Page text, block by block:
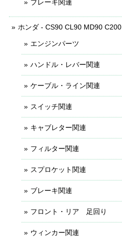
ブレーキ関連
ホンダ - CS90 CL90 MD90 C200
エンジンパーツ
ハンドル・レバー関連
ケーブル・ライン関連
スイッチ関連
キャブレター関連
フィルター関連
スプロケット関連
ブレーキ関連
フロント・リア 足回り
ウィンカー関連